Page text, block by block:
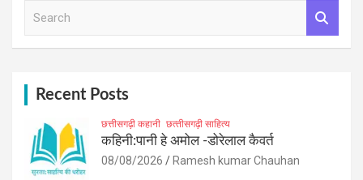
Recent Posts
छत्तीसगढ़ी कहानी छत्‍तीसगढ़ी साहित्‍य
कहिनी:पानी हे अमोल -डोरेलाल कैवर्त
08/08/2026 Ramesh kumar Chauhan